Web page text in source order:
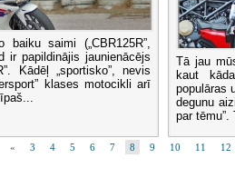
baiku saimi („CBR125R”,
ir papildinājis jaunienācējs
Kādēļ „sportisko”, nevis
klases motocikli arī
Tā jau
kaut
populāras
degunu
par
« 3 4 5 6 7 8 9 10 11 12